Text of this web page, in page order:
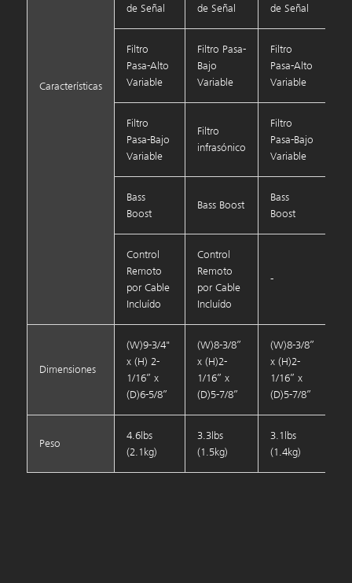
Características
de Señal
de Señal
de Señal
Filtro
Pasa-Alto
Variable
Filtro Pasa-
Bajo
Variable
Filtro
Pasa-Alto
Variable
Filtro
Pasa-Bajo
Variable
Filtro
infrasónico
Filtro
Pasa-Bajo
Variable
Bass
Boost
Bass Boost
Bass
Boost
Control
Remoto
por Cable
Incluído
Control
Remoto
por Cable
Incluído
-
Dimensiones
(W)9-3/4"
x (H) 2-
1/16” x
(D)6-5/8”
(W)8-3/8”
x (H)2-
1/16” x
(D)5-7/8”
(W)8-3/8”
x (H)2-
1/16” x
(D)5-7/8”
Peso
4.6lbs
(2.1kg)
3.3lbs
(1.5kg)
3.1lbs
(1.4kg)